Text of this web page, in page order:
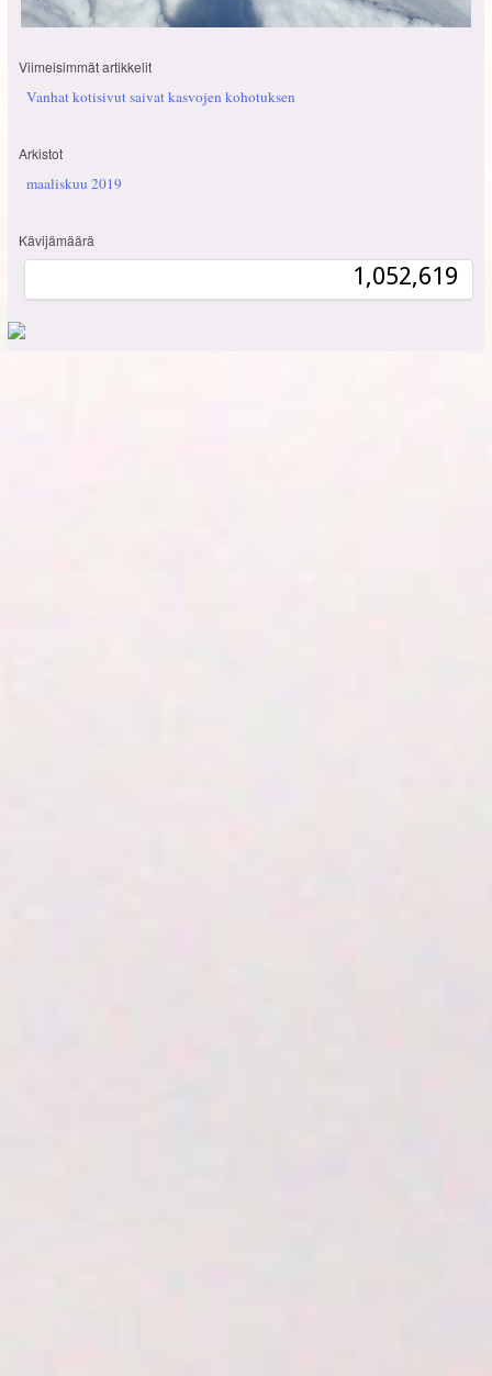
Viimeisimmät artikkelit
Vanhat kotisivut saivat kasvojen kohotuksen
Arkistot
maaliskuu 2019
Kävijämäärä
1,052,619
1,052,619